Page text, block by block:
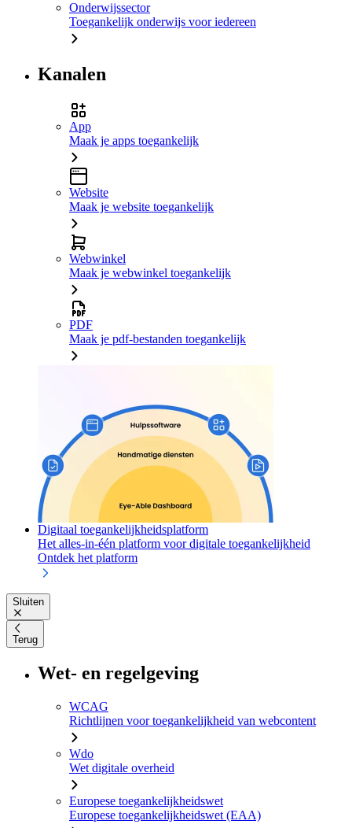
Onderwijssector
Toegankelijk onderwijs voor iedereen
Kanalen
App
Maak je apps toegankelijk
Website
Maak je website toegankelijk
Webwinkel
Maak je webwinkel toegankelijk
PDF
Maak je pdf-bestanden toegankelijk
Digitaal toegankelijkheidsplatform
Het alles-in-één platform voor digitale toegankelijkheid
Ontdek het platform
Sluiten
Terug
Wet- en regelgeving
WCAG
Richtlijnen voor toegankelijkheid van webcontent
Wdo
Wet digitale overheid
Europese toegankelijkheidswet
Europese toegankelijkheidswet (EAA)